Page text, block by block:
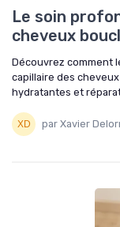
Le soin
cheveux
Découvrez comment
capillaire des
hydratantes et
par Xavier